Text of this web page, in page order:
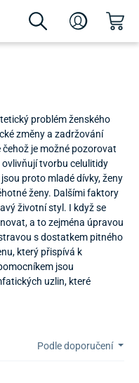
problém ženského
změny a zadržování
je možné pozorovat
tvorbu celulitidy
proto mladé dívky, ženy
ženy. Dalšími faktory
životní styl. I když se
a to zejména úpravou
s dostatkem pitného
který přispívá k
jsou
uzlin, které
Podle doporučení